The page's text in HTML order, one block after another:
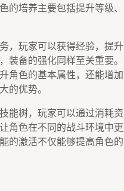
的培养主要包括提升等级、
，玩家可以获得经验，提升
装备的强化同样至关重要。
角色的基本属性，还能增加
的优势。
能树，玩家可以通过消耗资
角色在不同的战斗环境中更
的激活不仅能够提高角色的